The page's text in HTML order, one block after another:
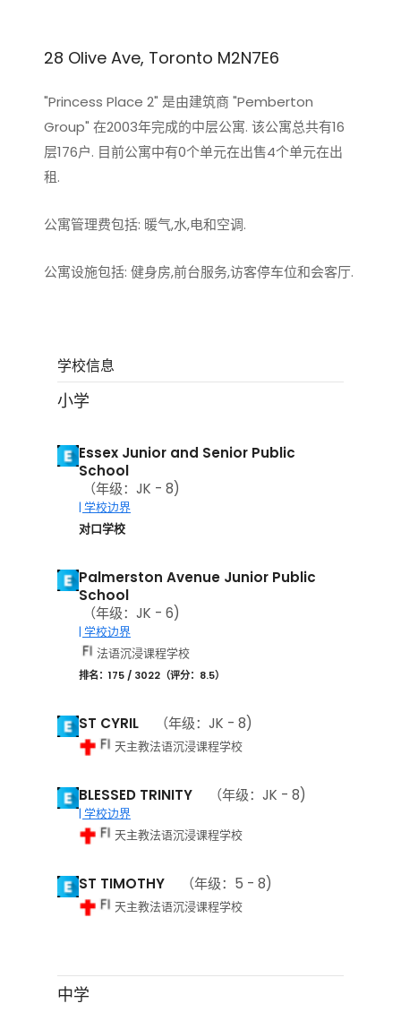
28 Olive Ave, Toronto M2N7E6
"Princess Place 2" 是由建筑商 "Pemberton
Group" 在2003年完成的中层公寓. 该公寓总共有16
层176户. 目前公寓中有0个单元在出售4个单元在出
租.
公寓管理费包括: 暖气,水,电和空调.
公寓设施包括: 健身房,前台服务,访客停车位和会客厅.
学校信息
小学
Essex Junior and Senior Public
School
（年级：JK - 8)
| 学校边界
对口学校
Palmerston Avenue Junior Public
School
（年级：JK - 6)
| 学校边界
法语沉浸课程学校
排名：175 / 3022（评分：8.5）
ST CYRIL （年级：JK - 8)
天主教法语沉浸课程学校
BLESSED TRINITY （年级：JK - 8)
| 学校边界
天主教法语沉浸课程学校
ST TIMOTHY （年级：5 - 8)
天主教法语沉浸课程学校
中学